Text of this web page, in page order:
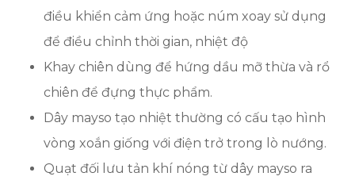
điều khiển cảm ứng hoặc núm xoay sử dụng
để điều chỉnh thời gian, nhiệt độ
Khay chiên dùng để hứng dầu mỡ thừa và rổ
chiên để đựng thực phẩm.
Dây mayso tạo nhiệt thường có cấu tạo hình
vòng xoắn giống với điện trở trong lò nướng.
Quạt đối lưu tản khí nóng từ dây mayso ra